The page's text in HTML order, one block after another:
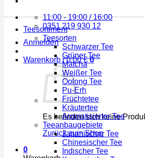
11:00 - 19:00 / 16:00
0351 219 930 12
Anmelden
Warenkorb /0,00€ 0
Es befinden sich keine
Zurück zum Shop
0
Teesortiment
Teesorten
Schwarzer Tee
Grüner Tee
Matcha
Weißer Tee
Oolong Tee
Pu-Erh
Früchtetee
Kräutertee
Aromatisierter Tee
Teeanbaugebiete
Japanischer Tee
Chinesischer Tee
Indischer Tee